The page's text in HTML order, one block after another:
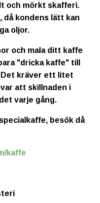
och mörkt skafferi.
då kondens lätt kan
oljor.
och mala ditt kaffe
"dricka kaffe" till
kräver ett litet
att skillnaden i
varje gång.
besök då
kaffe